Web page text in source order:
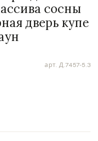
арт. Д.7457-5.3
сосны
дверь купе